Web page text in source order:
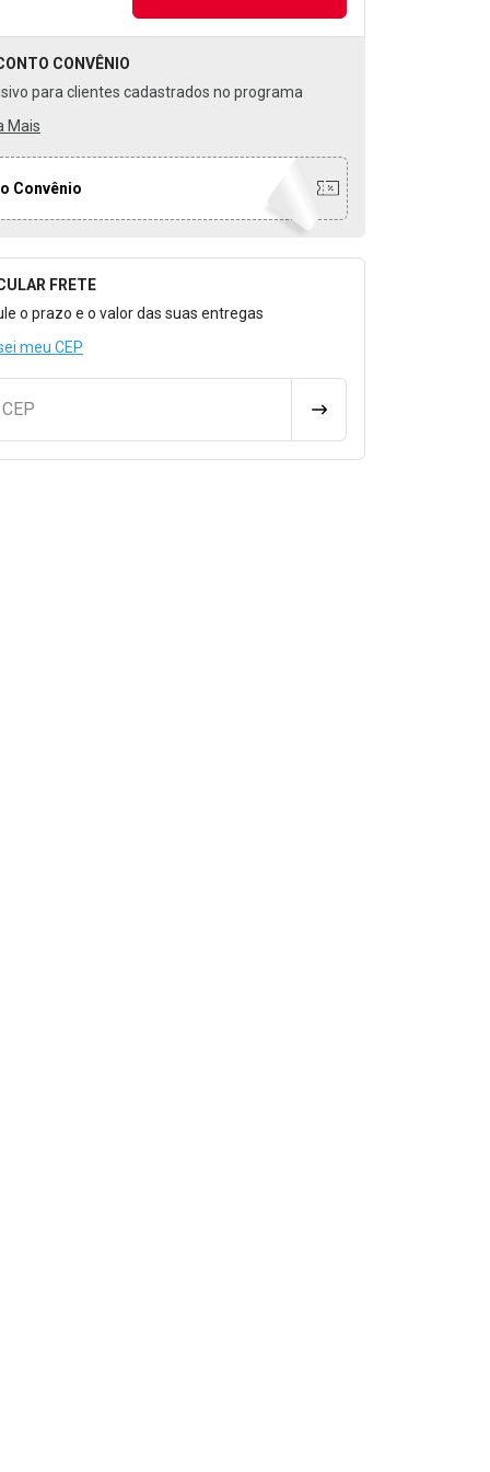
CONVÊNIO
para clientes cadastrados no programa
Mais
Convênio
para Calcular o Frete
FRETE
o prazo e o valor das suas entregas
meu CEP
CALCULAR FRETE